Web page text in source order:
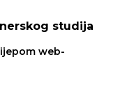
studija
web-